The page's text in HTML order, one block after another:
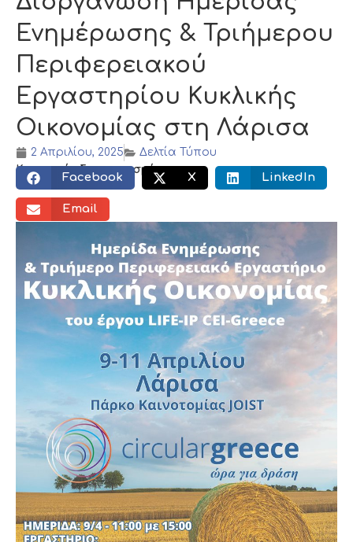
Ενημέρωσης & Τριήμερου
Περιφερειακού
Εργαστηρίου Κυκλικής
Οικονομίας στη Λάρισα
2 Απριλίου, 2025
Δελτία Τύπου
Κοινωνικός διαμοιρασμός:
Facebook X LinkedIn
Email